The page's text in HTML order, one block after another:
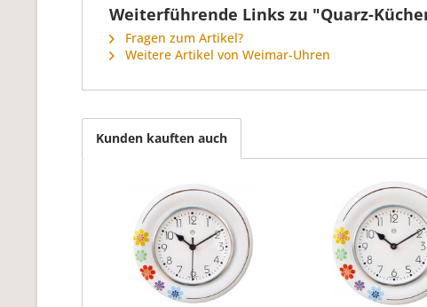
Weiterführende Links zu "Quarz-
Fragen zum Artikel?
Weitere Artikel von Weimar-Uhren
Kunden kauften auch